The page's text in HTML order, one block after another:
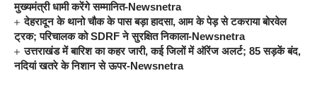
मुख्यमंत्री धामी करेंगे सम्मानित-Newsnetra
देहरादून के थानो चौक के पास बड़ा हादसा, आम के पेड़ से टकराया बोरवेल
ट्रक; परिचालक को SDRF ने सुरक्षित निकाला-Newsnetra
उत्तराखंड में बारिश का कहर जारी, कई जिलों में ऑरेंज अलर्ट; 85 सड़कें बंद,
नदियां खतरे के निशान से ऊपर-Newsnetra